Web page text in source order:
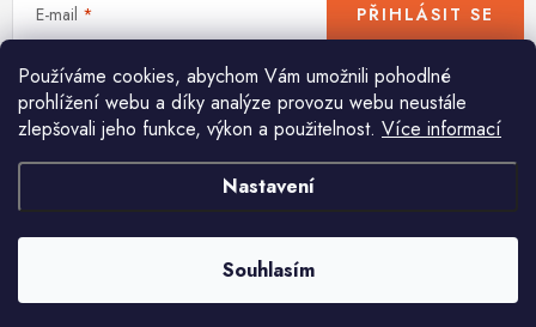
Používáme cookies, abychom Vám umožnili pohodlné
prohlížení webu a díky analýze provozu webu neustále
zlepšovali jeho funkce, výkon a použitelnost. Více informací
Nastavení
Souhlasím
Akční ceny
Půjčovna Kontaktuje nás
Obchodní podmínky
Vrácení a reklamace
Podmínky ochrany osobních údajů
Obchodní podmínky pro podnikatele
Způsob doručení a platby
Zásady používání cookies
E-mail
Vložením e-mailu souhlasíte spodmínkami ochrany osobních údajů
PŘIHLÁSIT SE
Pomůžeme vám s výběrem
Potřebujete s něčím poradit? Jsme tu pro vás!
info@huka.cz